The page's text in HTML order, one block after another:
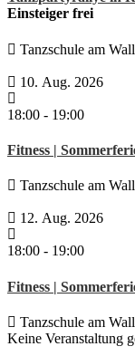
Einsteiger frei
Tanzschule am Wall
10. Aug. 2026
18:00 - 19:00
Fitness |
Tanzschule am Wall
12. Aug. 2026
18:00 - 19:00
Fitness |
Tanzschule am Wall
Keine Veranstaltung